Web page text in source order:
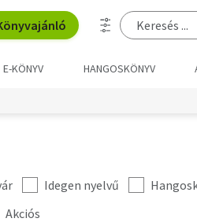
E-KÖNYV HANGOSKÖNYV
Idegen nyelvű
Akciós